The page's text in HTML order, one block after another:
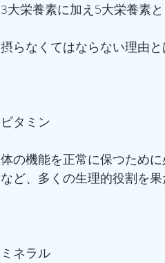
3大栄養素に加え5大栄養素
摂らなくてはならない理由
ビタミン
体の機能を正常に保つため
など、多くの生理的役割を
ミネラル